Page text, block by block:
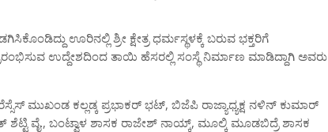
ಊರಿನಲ್ಲಿ ಶ್ರೀ ಕ್ಷೇತ್ರ ಧರ್ಮಸ್ಥಳಕ್ಕೆ ಬರುವ ಭಕ್ತರಿಗೆ
ಉದ್ದೇಶದಿಂದ ತಾಯಿ ಹೆಸರಲ್ಲಿ ಸಂಸ್ಥೆ ನಿರ್ಮಾಣ ಮಾಡಿದ್ದಾಗಿ ಅವರು
ಮುಖಂಡ ಕಲ್ಲಡ್ಕ ಪ್ರಭಾಕರ್ ಭಟ್, ಬಿಜೆಪಿ ರಾಜ್ಯಾಧ್ಯಕ್ಷ ನಳಿನ್ ಕುಮಾರ್
ಶೆಟ್ಟಿ ವೈ., ಬಂಟ್ವಾಳ ಶಾಸಕ ರಾಜೇಶ್ ನಾಯ್ಕ್, ಮೂಲ್ಕಿ ಮೂಡಬಿದ್ರೆ ಶಾಸಕ